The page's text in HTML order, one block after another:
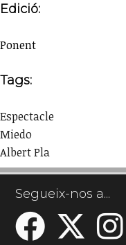
Edició:
Ponent
Tags:
Espectacle
Miedo
Albert Pla
Segueix-nos a...